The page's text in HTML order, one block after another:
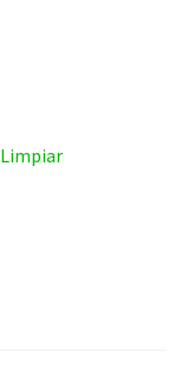
Limpiar